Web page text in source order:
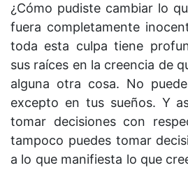
¿Cómo pudiste cambiar lo
fuera completamente
toda esta culpa tiene
sus raíces en la creencia de
alguna otra cosa. No
excepto en tus sueños. Y
tomar decisiones con
tampoco puedes tomar
a lo que manifiesta lo que